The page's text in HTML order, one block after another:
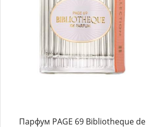
Парфум PAGE 69 Bibliotheque de